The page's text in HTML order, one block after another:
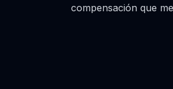
compensación que